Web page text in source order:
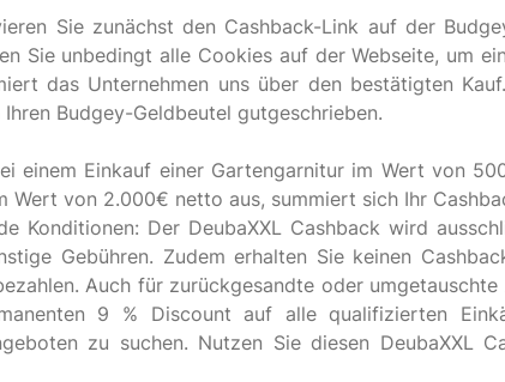
Sie zunächst den Cashback-Link auf der
Sie unbedingt alle Cookies auf der Webseite, um
das Unternehmen uns über den bestätigten
Budgey-Geldbeutel gutgeschrieben.
einem Einkauf einer Gartengarnitur im Wert von
Wert von 2.000€ netto aus, summiert sich Ihr
Konditionen: Der DeubaXXL Cashback wird
Gebühren. Zudem erhalten Sie keinen
Auch für zurückgesandte oder
9 % Discount auf alle qualifizierten
zu suchen. Nutzen Sie diesen DeubaXXL